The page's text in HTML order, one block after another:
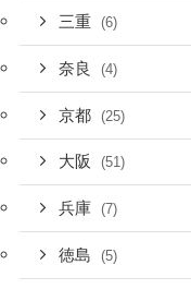
三重 (6)
奈良 (4)
京都 (25)
大阪 (51)
兵庫 (7)
徳島 (5)